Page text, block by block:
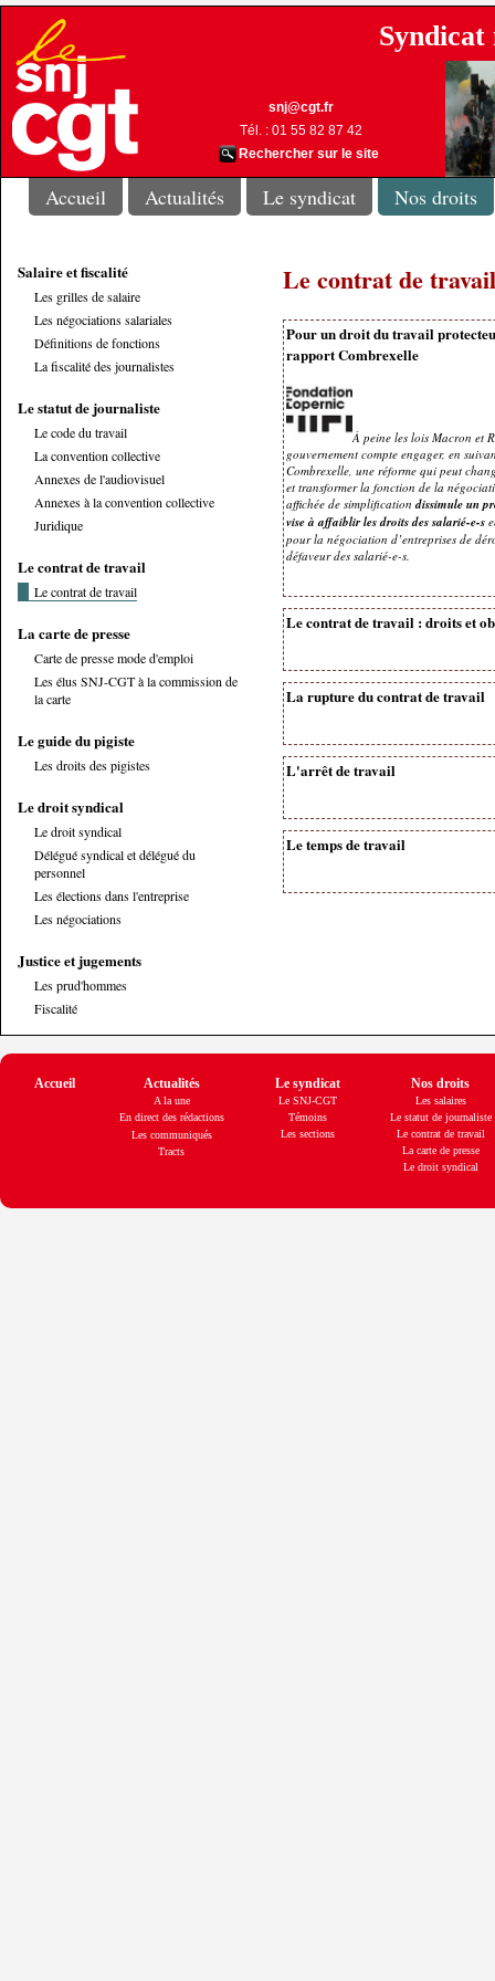
snj@cgt.fr
Tél. : 01 55 82 87 42
Rechercher sur le site
Accueil Actualités Le syndicat Nos droits
Salaire et fiscalité
Les grilles de salaire
Les négociations salariales
Définitions de fonctions
La fiscalité des journalistes
Le statut de journaliste
Le code du travail
La convention collective
Annexes de l'audiovisuel
Annexes à la convention collective
Juridique
Le contrat de travail
Le contrat de travail
La carte de presse
Carte de presse mode d'emploi
Les élus SNJ-CGT à la commission de
la carte
Le guide du pigiste
Les droits des pigistes
Le droit syndical
Le droit syndical
Délégué syndical et délégué du
personnel
Les élections dans l'entreprise
Les négociations
Justice et jugements
Les prud'hommes
Fiscalité
Le contrat de travail
Pour un droit du travail
rapport Combrexelle
À peine les lois Macron et
gouvernement compte engager, en
Combrexelle, une réforme qui peut
et transformer la fonction de la
affichée de simplification dissimule un
vise à affaiblir les droits des salarié-e-s
pour la négociation d’entreprises de
défaveur des salarié-e-s.
Le contrat de travail : droits et
La rupture du contrat de travail
L'arrêt de travail
Le temps de travail
Accueil Actualités Le syndicat Nos droits
A la une
En direct des rédactions
Les communiqués
Tracts
Le SNJ-CGT
Témoins
Les sections
Les salaires
Le statut de journaliste
Le contrat de travail
La carte de presse
Le droit syndical